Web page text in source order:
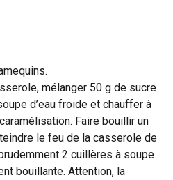
mélanger 50 g de sucre
d’eau froide et chauffer à
Faire bouillir un
le feu de la casserole de
2 cuillères à soupe
bouillante. Attention, la